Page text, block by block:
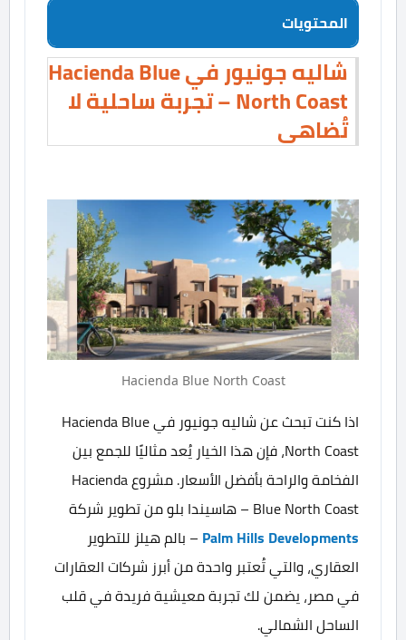
المحتويات
شاليه جونيور في Hacienda Blue
North Coast – تجربة ساحلية لا
تُضاهى
Hacienda Blue North Coast
اذا كنت تبحث عن شاليه جونيور في Hacienda Blue
North Coast، فإن هذا الخيار يُعد مثاليًا للجمع بين
الفخامة والراحة بأفضل الأسعار. مشروع Hacienda
Blue North Coast – هاسيندا بلو من تطوير شركة
Palm Hills Developments – بالم هيلز للتطوير
العقاري، والتي تُعتبر واحدة من أبرز شركات العقارات
في مصر، يضمن لك تجربة معيشية فريدة في قلب
الساحل الشمالي.